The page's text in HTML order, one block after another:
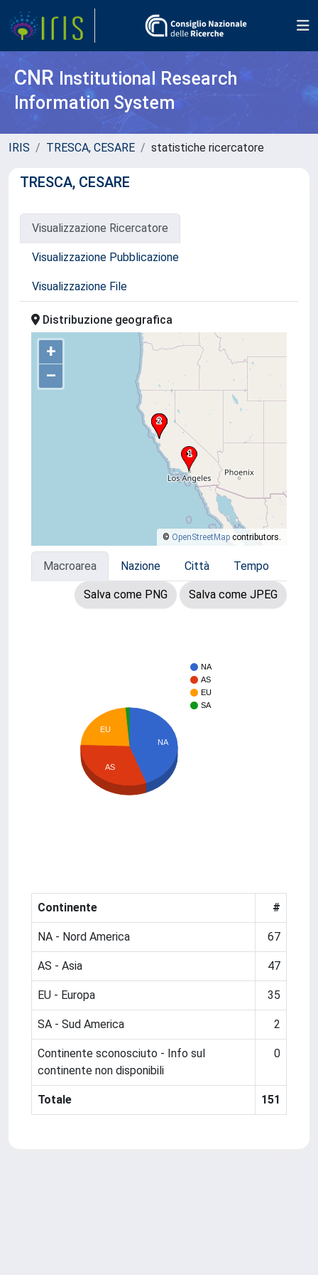
CNR Institutional Research
Information System
IRIS TRESCA, CESARE statistiche ricercatore
TRESCA, CESARE
Visualizzazione Ricercatore
Visualizzazione Pubblicazione
Visualizzazione File
Distribuzione geografica
+
–
© OpenStreetMap contributors.
Macroarea Nazione Città Tempo
Salva come PNG Salva come JPEG
NA
AS
EU
SA
NA
EU
AS
Continente #
NA - Nord America 67
AS - Asia 47
EU - Europa 35
SA - Sud America 2
Continente sconosciuto - Info sul
continente non disponibili
0
Totale 151